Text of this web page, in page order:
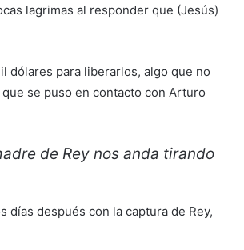
lagrimas al responder que (Jesús)
dólares para liberarlos, algo que no
se puso en contacto con Arturo
de Rey nos anda tirando
días después con la captura de Rey,